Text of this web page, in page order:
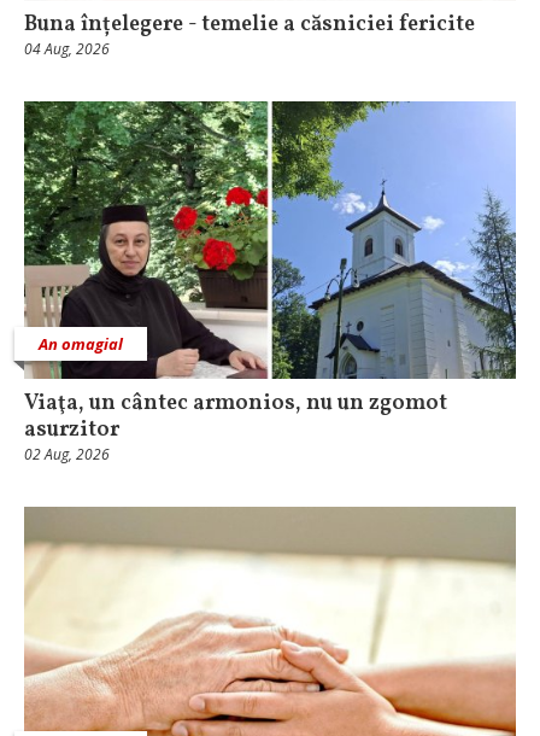
Buna înțelegere - temelie a căsniciei fericite
04 Aug, 2026
An omagial
Viaţa, un cântec armonios, nu un zgomot
asurzitor
02 Aug, 2026